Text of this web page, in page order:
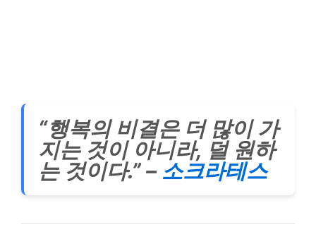
“행복의 비결은 더 많이 가
지는 것이 아니라, 덜 원하
는 것이다.” – 소크라테스